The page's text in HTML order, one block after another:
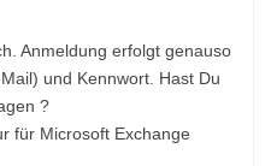
Anmeldung erfolgt genauso
und Kennwort. Hast Du
?
für Microsoft Exchange